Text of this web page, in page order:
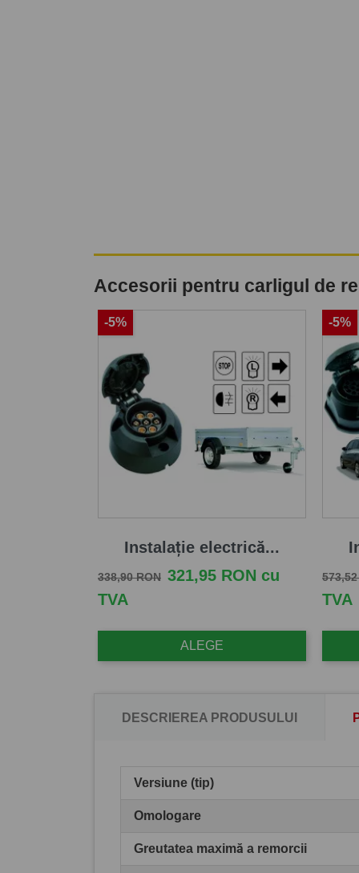
Accesorii pentru carligul de
Instalație electrică...
Pret de baza
338,90 RON Pret
321,95 RON cu
TVA
ALEGE
-5%
Pret
TVA
-5%
DESCRIEREA PRODUSULUI
Versiune (tip)
Omologare
Greutatea maximă a remorcii